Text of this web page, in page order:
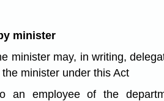
minister
minister may, in writing,
minister under this Act
an employee of the